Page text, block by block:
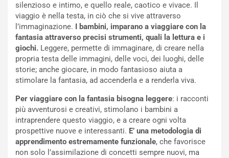
silenzioso e intimo, e quello reale, caotico e vivace. Il
viaggio è nella testa, in ciò che si vive attraverso
l’immaginazione. I bambini, imparano a viaggiare con la
fantasia attraverso precisi strumenti, quali la lettura e i
giochi. Leggere, permette di immaginare, di creare nella
propria testa delle immagini, delle voci, dei luoghi, delle
storie; anche giocare, in modo fantasioso aiuta a
stimolare la fantasia, ad accenderla e a renderla viva.
Per viaggiare con la fantasia bisogna leggere: i racconti
più avventurosi e creativi, stimolano i bambini a
intraprendere questo viaggio, e a creare ogni volta
prospettive nuove e interessanti. E’ una metodologia di
apprendimento estremamente funzionale, che favorisce
non solo l’assimilazione di concetti sempre nuovi, ma